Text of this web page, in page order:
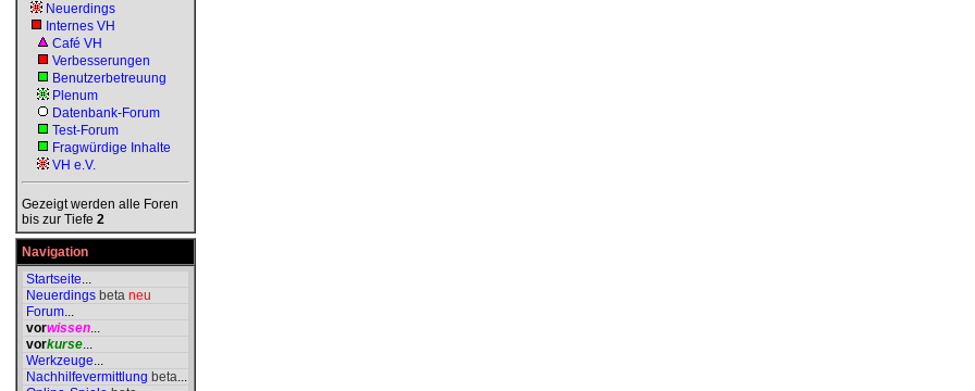
Neuerdings
Internes VH
Café VH
Verbesserungen
Benutzerbetreuung
Plenum
Datenbank-Forum
Test-Forum
Fragwürdige Inhalte
VH e.V.
Gezeigt werden alle Foren
bis zur Tiefe 2
Navigation
Startseite...
Neuerdings beta neu
Forum...
vorwissen...
vorkurse...
Werkzeuge...
Nachhilfevermittlung beta...